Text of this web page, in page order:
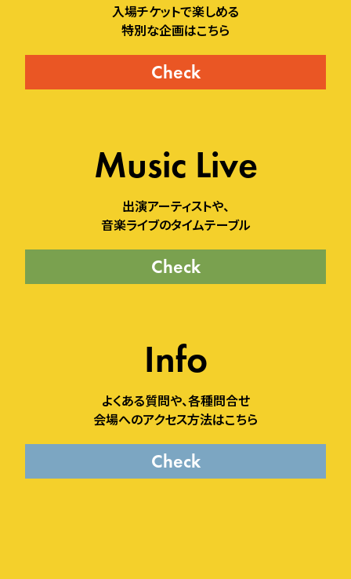
入場チケットで楽しめる
特別な企画はこちら
Check
Music Live
出演アーティストや、
音楽ライブのタイムテーブル
Check
Info
よくある質問や、各種問合せ
会場へのアクセス方法はこちら
Check